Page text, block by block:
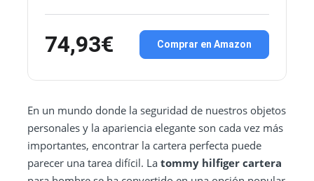
74,93€ Comprar en Amazon
En un mundo donde la seguridad de nuestros objetos
personales y la apariencia elegante son cada vez más
importantes, encontrar la cartera perfecta puede
parecer una tarea difícil. La tommy hilfiger cartera